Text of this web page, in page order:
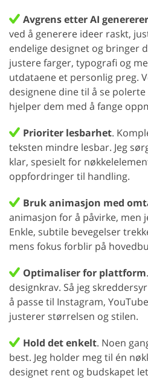
Avgrens etter AI genererer
ved å generere ideer raskt,
endelige designet og bringer
justere farger, typografi og
utdataene et personlig preg.
designene dine til å se
hjelper dem med å fange
Prioriter lesbarhet.
teksten mindre lesbar. Jeg
klar, spesielt for
oppfordringer til handling.
Bruk animasjon med
animasjon for å påvirke, men
Enkle, subtile bevegelser
mens fokus forblir på
Optimaliser for plattform
designkrav. Så jeg
å passe til Instagram,
justerer størrelsen og stilen.
Hold det enkelt. Noen
best. Jeg holder meg til én
designet rent og budskapet